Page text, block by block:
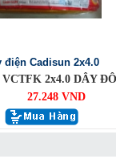
điện Cadisun 2x4.0
VCTFK 2x4.0 DÂY
27.248 VND